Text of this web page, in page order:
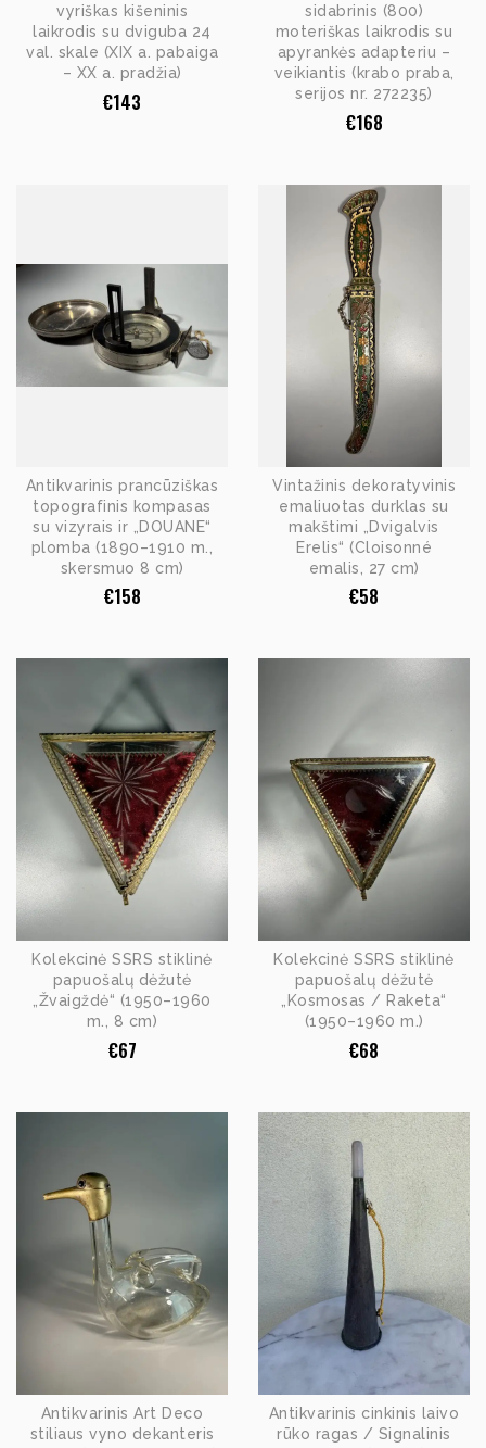
vyriškas kišeninis
laikrodis su dviguba 24
val. skale (XIX a. pabaiga
– XX a. pradžia)
€143
sidabrinis (800)
moteriškas laikrodis su
apyrankės adapteriu –
veikiantis (krabo praba,
serijos nr. 272235)
€168
Antikvarinis prancūziškas
topografinis kompasas
su vizyrais ir „DOUANE“
plomba (1890–1910 m.,
skersmuo 8 cm)
€158
Vintažinis dekoratyvinis
emaliuotas durklas su
makštimi „Dvigalvis
Erelis“ (Cloisonné
emalis, 27 cm)
€58
Kolekcinė SSRS stiklinė
papuošalų dėžutė
„Žvaigždė“ (1950–1960
m., 8 cm)
€67
Kolekcinė SSRS stiklinė
papuošalų dėžutė
„Kosmosas / Raketa“
(1950–1960 m.)
€68
Antikvarinis Art Deco
stiliaus vyno dekanteris
Antikvarinis cinkinis laivo
rūko ragas / Signalinis